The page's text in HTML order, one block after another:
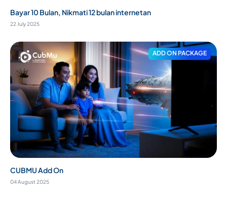
Bayar 10 Bulan, Nikmati 12 bulan internetan
22 July 2025
ADD ON PACKAGE
CUBMU Add On
04 August 2025